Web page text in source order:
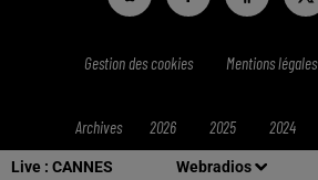
Live : CANNES Webradios
Gestion des cookies Mentions légales
Archives 2026 2025 2024